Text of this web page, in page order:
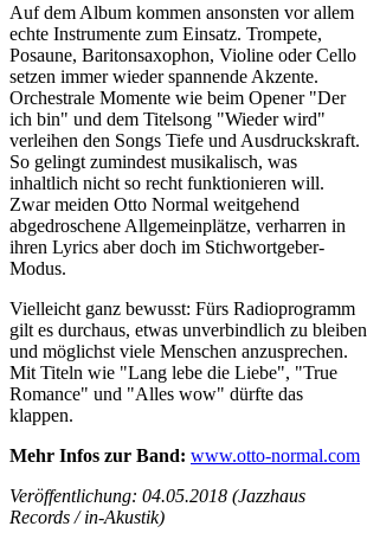
Auf dem Album kommen ansonsten vor allem
echte Instrumente zum Einsatz. Trompete,
Posaune, Baritonsaxophon, Violine oder Cello
setzen immer wieder spannende Akzente.
Orchestrale Momente wie beim Opener "Der
ich bin" und dem Titelsong "Wieder wird"
verleihen den Songs Tiefe und Ausdruckskraft.
So gelingt zumindest musikalisch, was
inhaltlich nicht so recht funktionieren will.
Zwar meiden Otto Normal weitgehend
abgedroschene Allgemeinplätze, verharren in
ihren Lyrics aber doch im Stichwortgeber-
Modus.
Vielleicht ganz bewusst: Fürs Radioprogramm
gilt es durchaus, etwas unverbindlich zu bleiben
und möglichst viele Menschen anzusprechen.
Mit Titeln wie "Lang lebe die Liebe", "True
Romance" und "Alles wow" dürfte das
klappen.
Mehr Infos zur Band: www.otto-normal.com
Veröffentlichung: 04.05.2018 (Jazzhaus
Records / in-Akustik)